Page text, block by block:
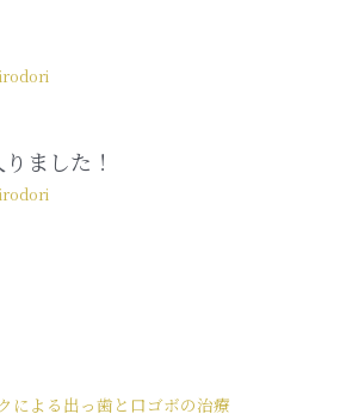
irodori
ました！
irodori
による出っ歯と口ゴボの治療